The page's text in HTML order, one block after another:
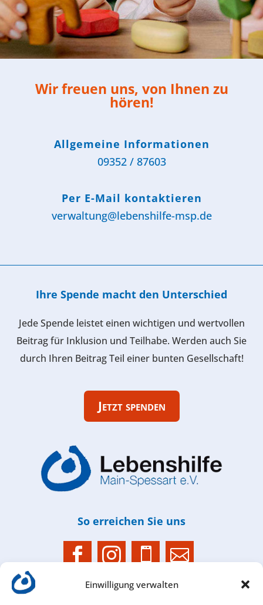
Einwilligung verwalten
Wir freuen uns, von Ihnen zu
hören!
Allgemeine Informationen
09352 / 87603
Per E-Mail kontaktieren
verwaltung@lebenshilfe-msp.de
Ihre Spende macht den Unterschied
Jede Spende leistet einen wichtigen und wertvollen
Beitrag für Inklusion und Teilhabe. Werden auch Sie
durch Ihren Beitrag Teil einer bunten Gesellschaft!
Jetzt spenden
So erreichen Sie uns
   